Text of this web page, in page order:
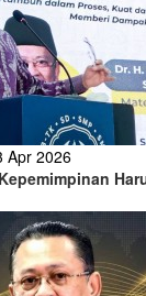
Apr 2026